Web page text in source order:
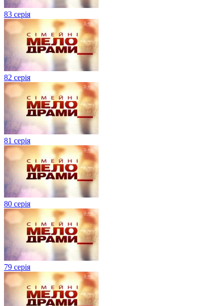
83 серія
82 серія
81 серія
80 серія
79 серія